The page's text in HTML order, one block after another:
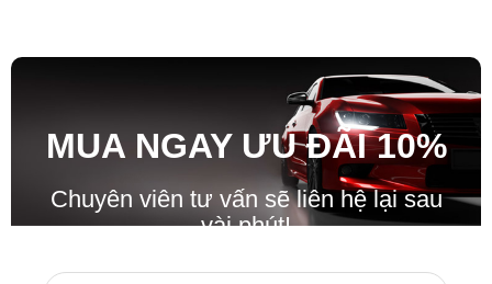
MUA NGAY ƯU ĐÃI10%
Chuyên viên tư vấn sẽ liên hệ lại sau
vài phút!